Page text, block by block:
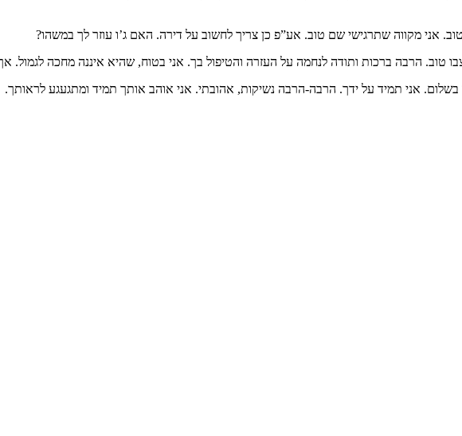
אני מקווה שתרגישי שם טוב. אע”פ כן צריך לחשוב על דירה. האם ג’ו עוזר לך במשהו?
הרבה ברכות ותודה לנחמה על העזרה והטיפול בך. אני בטוח, שהיא איננה מחכה לגמול. אך
בשלום. אני תמיד על ידך. הרבה-הרבה נשיקות, אהובתי. אני אוהב אותך תמיד ומתגעגע לראותך.